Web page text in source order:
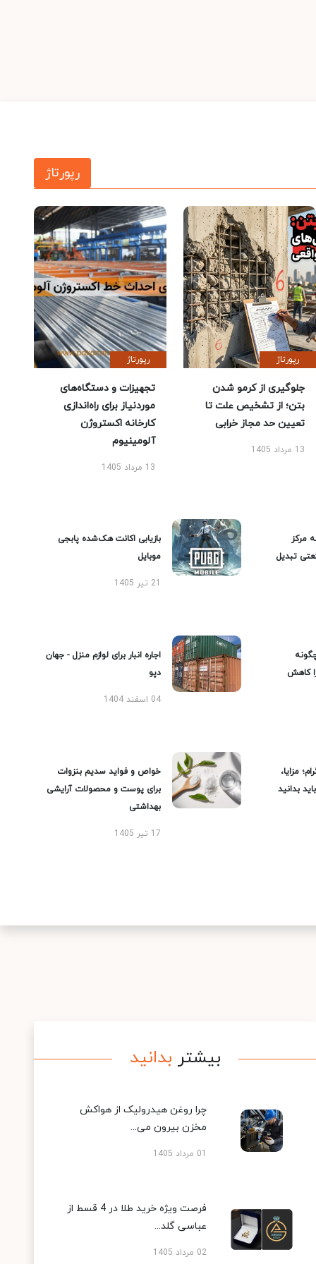
رپورتاژ
رپورتاژ
جلوگیری از کرمو شدن
بتن؛ از تشخیص علت تا
تعیین حد مجاز خرابی
13 مرداد 1405
رپورتاژ
تجهیزات و دستگاه‌های
موردنیاز برای راه‌اندازی
کارخانه اکستروژن
آلومینیوم
13 مرداد 1405
مرکز
تبدیل
بازیابی اکانت هک‌شده پابجی
موبایل
21 تیر 1405
کاهش
اجاره انبار برای لوازم منزل - جهان
دپو
04 اسفند 1404
مزایا،
بدانید
خواص و فواید سدیم بنزوات
برای پوست و محصولات آرایشی
بهداشتی
17 تیر 1405
بیشتر بدانید
چرا روغن هیدرولیک از هواکش
مخزن بیرون می...
01 مرداد 1405
فرصت ویژه خرید طلا در 4 قسط از
عباسی گلد...
02 مرداد 1405